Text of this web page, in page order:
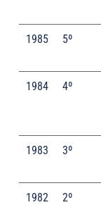
1985 5º
1984 4º
1983 3º
1982 2º